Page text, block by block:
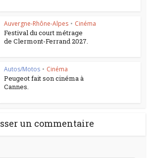
Auvergne-Rhône-Alpes • Cinéma
Festival du court métrage
de Clermont-Ferrand 2027.
Autos/Motos • Cinéma
Peugeot fait son cinéma à
Cannes.
un commentaire